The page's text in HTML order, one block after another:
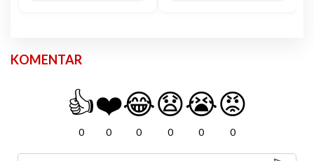
KOMENTAR
👍
0
❤️
0
😂
0
😧
0
😭
0
😡
0